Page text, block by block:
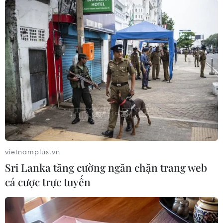
bài 120 phút.
Đề thi chính thức môn Ngữ văn Kỳ thi
trung học phổ thông quốc gia
vietnamplus.vn
Sri Lanka tăng cường ngăn chặn trang web
cá cược trực tuyến